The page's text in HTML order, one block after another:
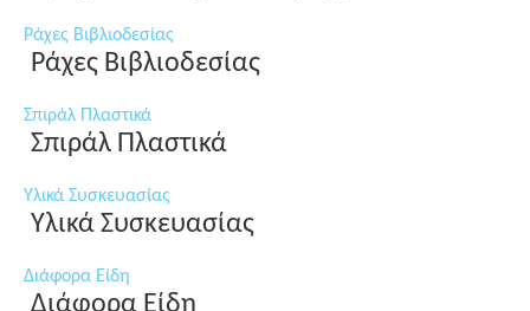
Ράχες Βιβλιοδεσίας
Ράχες Βιβλιοδεσίας
Σπιράλ Πλαστικά
Σπιράλ Πλαστικά
Υλικά Συσκευασίας
Υλικά Συσκευασίας
Διάφορα Είδη
Διάφορα Είδη